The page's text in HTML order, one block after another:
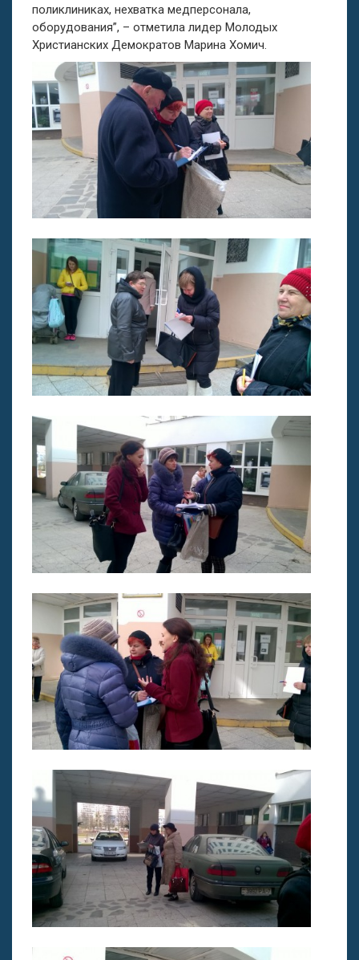
поликлиниках, нехватка медперсонала,
оборудования”, – отметила лидер Молодых
Христианских Демократов Марина Хомич.